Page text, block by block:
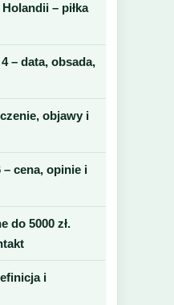
– piłka
– data, obsada,
objawy i
– cena, opinie i
do 5000 zł.
i